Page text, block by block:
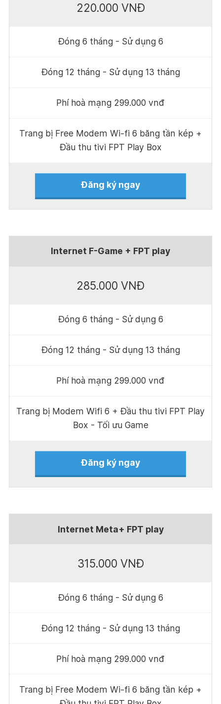
220.000 VNĐ
Đóng 6 tháng - Sử dụng 6
Đóng 12 tháng - Sử dụng 13 tháng
Phí hoà mạng 299.000 vnđ
Trang bị Free Modem Wi-fi 6 băng tần kép +
Đầu thu tivi FPT Play Box
Đăng ký ngay
Internet F-Game + FPT play
285.000 VNĐ
Đóng 6 tháng - Sử dụng 6
Đóng 12 tháng - Sử dụng 13 tháng
Phí hoà mạng 299.000 vnđ
Trang bị Modem Wifi 6 + Đầu thu tivi FPT Play
Box - Tối ưu Game
Đăng ký ngay
Internet Meta+ FPT play
315.000 VNĐ
Đóng 6 tháng - Sử dụng 6
Đóng 12 tháng - Sử dụng 13 tháng
Phí hoà mạng 299.000 vnđ
Trang bị Free Modem Wi-fi 6 băng tần kép +